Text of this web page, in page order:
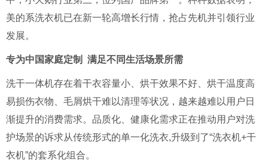
美的系洗衣机已在新一轮高增长行情，抢占先机并引领行业
发展。
专为中国家庭定制 满足不同生活场景所需
洗干一体机存在着干衣容量小、烘干效果不好、烘干温度高
易损伤衣物、毛屑烘干难以清理等状况，越来越难以用户日
渐提升的消费需求。品质化、健康化需求正在推动用户对洗
护场景的诉求从传统形式的单一化洗衣,升级到了“洗衣机+干
衣机”的套系化组合。